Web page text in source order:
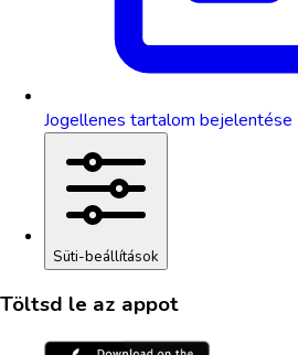
Jogellenes tartalom bejelentése
Süti-beállítások
Töltsd le az appot